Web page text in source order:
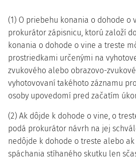
(1) O priebehu konania o dohode o
prokurátor zápisnicu, ktorú založí
konania o dohode o vine a treste
prostriedkami určenými na
zvukového alebo obrazovo-
vyhotovovaní takéhoto záznamu
osoby upovedomí pred začatím
(2) Ak dôjde k dohode o vine, o
podá prokurátor návrh na jej
nedôjde k dohode o treste alebo
spáchania stíhaného skutku len